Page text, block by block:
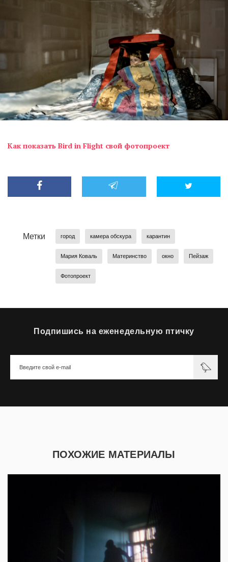
Как показать Bird in Flight свой фотопроект
Метки город камера обскура карантин
Мария Коваль Материнство окно Пейзаж
Фотопроект
Подпишись на еженедельную птичку
ПОХОЖИЕ МАТЕРИАЛЫ